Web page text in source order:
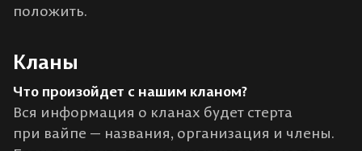
положить.
Кланы
Что произойдет с нашим кланом?
Вся информация о кланах будет стерта
при вайпе — названия, организация и члены.